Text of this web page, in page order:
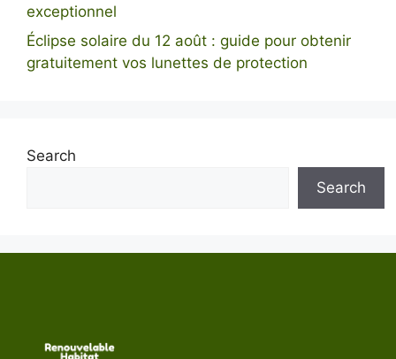
exceptionnel
Éclipse solaire du 12 août : guide pour obtenir
gratuitement vos lunettes de protection
Search
Search